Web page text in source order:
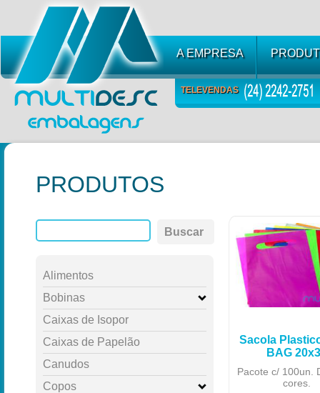
A EMPRESA
TELEVENDAS
PRODUTOS
Buscar
Alimentos
Bobinas
Caixas de Isopor
Caixas de Papelão
Canudos
Copos
Sacola
BAG
Pacote c/ 100un.
cores.